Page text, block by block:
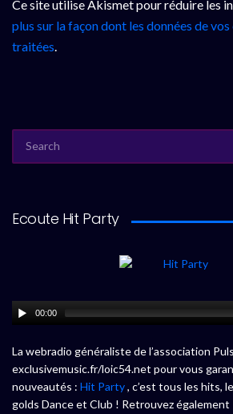
Ce site utilise Akismet pour réduire les
plus sur la façon dont les données de
traitées.
FOR:
Ecoute Hit Party
00:00
La webradio généraliste de l’association
exclusivemusic.fr/loic54.net pour vous
nouveautés : Hit Party, c’est tous les hits,
golds Dance et Club ! Retrouvez également